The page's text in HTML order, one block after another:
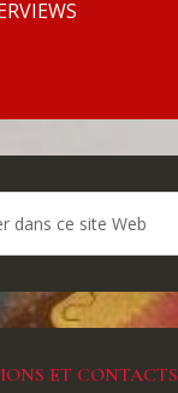
ET CONTACTS